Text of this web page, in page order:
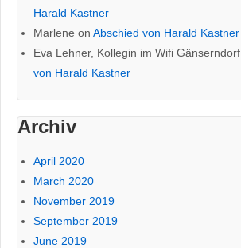
Harald Kastner
Marlene on Abschied von Harald Kastner
Eva Lehner, Kollegin im Wifi Gänserndorf
von Harald Kastner
Archiv
April 2020
March 2020
November 2019
September 2019
June 2019